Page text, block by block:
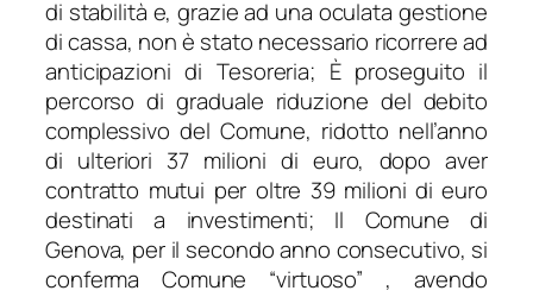
di stabilità e, grazie ad una oculata gestione
di cassa, non è stato necessario ricorrere ad
anticipazioni di Tesoreria; È proseguito il
percorso di graduale riduzione del debito
complessivo del Comune, ridotto nell’anno
di ulteriori 37 milioni di euro, dopo aver
contratto mutui per oltre 39 milioni di euro
destinati a investimenti; Il Comune di
Genova, per il secondo anno consecutivo, si
conferma Comune “virtuoso” , avendo